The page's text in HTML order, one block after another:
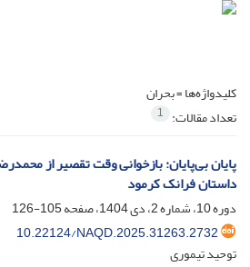
کلیدواژه‌ها =بحران
تعداد مقالات: 1
پایان بی‌پایان: بازخوانی وقت تقصیر از
داستان فرانک کرمود
دوره 10، شماره 2، دی 1404، صفحه
105-126
10.22124/NAQD.2025.31263.2732
توحید تیموری